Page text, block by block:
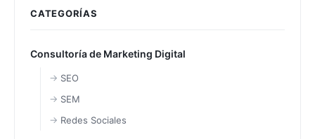
CATEGORÍAS
Consultoría de Marketing Digital
SEO
SEM
Redes Sociales